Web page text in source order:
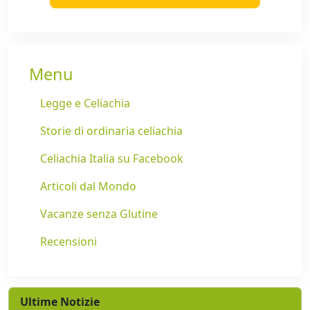
Menu
Legge e Celiachia
Storie di ordinaria celiachia
Celiachia Italia su Facebook
Articoli dal Mondo
Vacanze senza Glutine
Recensioni
Ultime Notizie